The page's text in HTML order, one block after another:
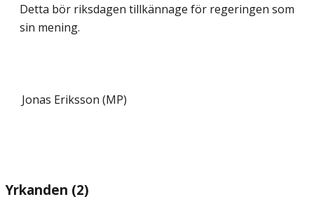
Detta bör riksdagen tillkännage för regeringen som
sin mening.
Jonas Eriksson (MP)
Yrkanden (2)